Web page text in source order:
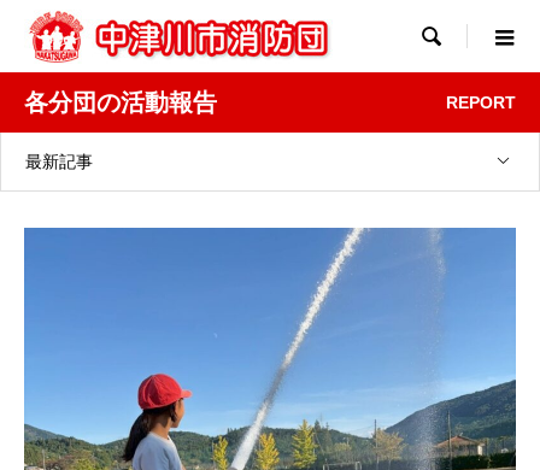

各分団の活動報告 REPORT
最新記事